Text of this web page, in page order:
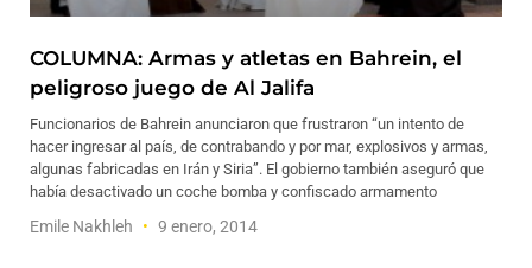
COLUMNA: Armas y atletas en Bahrein, el
peligroso juego de Al Jalifa
Funcionarios de Bahrein anunciaron que frustraron “un intento de
hacer ingresar al país, de contrabando y por mar, explosivos y armas,
algunas fabricadas en Irán y Siria”. El gobierno también aseguró que
había desactivado un coche bomba y confiscado armamento
Emile Nakhleh 9 enero, 2014